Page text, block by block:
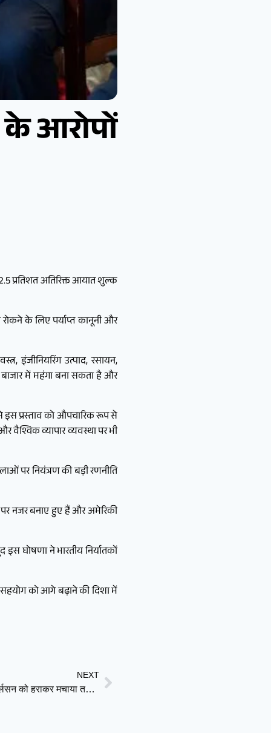
के आरोपों
प्रतिशत अतिरिक्त आयात शुल्क
के लिए पर्याप्त कानूनी और
इंजीनियरिंग उत्पाद, रसायन,
बाजार में महंगा बना सकता है और
से इस प्रस्ताव को औपचारिक रूप से
वैश्विक व्यापार व्यवस्था पर भी
पर नियंत्रण की बड़ी रणनीति
पर नजर बनाए हुए हैं और अमेरिकी
घोषणा ने भारतीय निर्यातकों
सहयोग को आगे बढ़ाने की दिशा में
NEXT
शतरंज के सम्राट पर फिर भारी पड़े प्रज्ञानानंदा, दूसरी बार कार्लसन को हराकर मचाया तहलका